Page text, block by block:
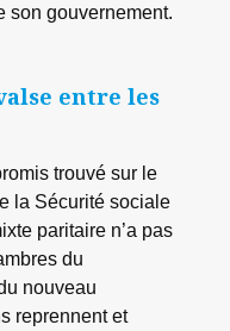
son gouvernement.
entre les
trouvé sur le
la Sécurité sociale
paritaire n’a pas
du
nouveau
reprennent et